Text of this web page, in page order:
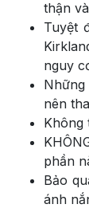
thận
Tuyệt
nguy
nên
Không
phần
Bảo
ánh